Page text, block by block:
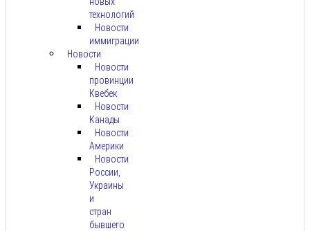
технологий
Новости
иммиграции
Новости
Новости
провинции
Квебек
Новости
Канады
Новости
Америки
Новости
России,
Украины
и
стран
бывшего